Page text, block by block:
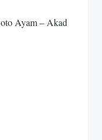
Ayam – Akad